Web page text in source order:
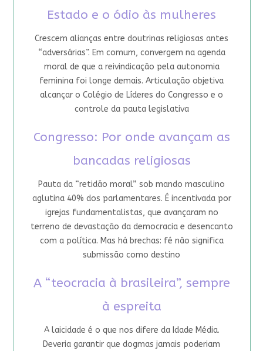
Estado e o ódio às mulheres
Crescem alianças entre doutrinas religiosas antes
“adversárias”. Em comum, convergem na agenda
moral de que a reivindicação pela autonomia
feminina foi longe demais. Articulação objetiva
alcançar o Colégio de Líderes do Congresso e o
controle da pauta legislativa
Congresso: Por onde avançam as
bancadas religiosas
Pauta da “retidão moral” sob mando masculino
aglutina 40% dos parlamentares. É incentivada por
igrejas fundamentalistas, que avançaram no
terreno de devastação da democracia e desencanto
com a política. Mas há brechas: fé não significa
submissão como destino
A “teocracia à brasileira”, sempre
à espreita
A laicidade é o que nos difere da Idade Média.
Deveria garantir que dogmas jamais poderiam